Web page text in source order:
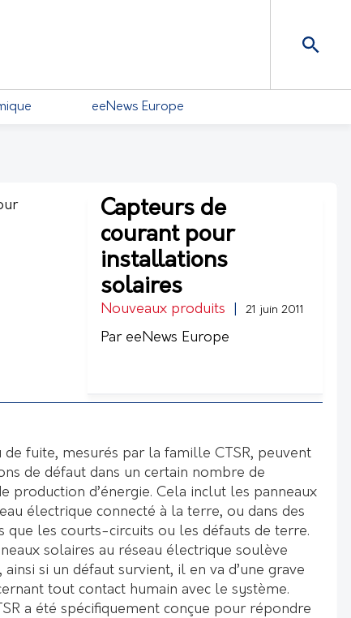
eeNews Europe
Capteurs de
courant pour
installations
solaires
Nouveaux produits 21 juin 2011
Par eeNews Europe
de fuite, mesurés par la famille CTSR, peuvent
de défaut dans un certain nombre de
production d’énergie. Cela inclut les panneaux
électrique connecté à la terre, ou dans des
que les courts-circuits ou les défauts de terre.
solaires au réseau électrique soulève
si un défaut survient, il en va d’une grave
tout contact humain avec le système.
a été spécifiquement conçue pour répondre